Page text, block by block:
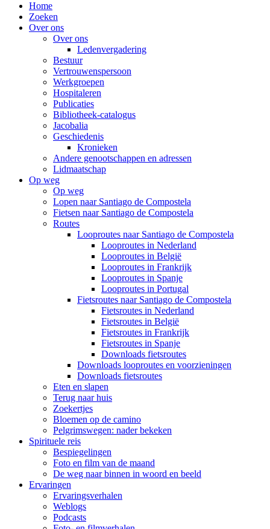
Home
Zoeken
Over ons
Over ons
Ledenvergadering
Bestuur
Vertrouwenspersoon
Werkgroepen
Hospitaleren
Publicaties
Bibliotheek-catalogus
Jacobalia
Geschiedenis
Kronieken
Andere genootschappen en adressen
Lidmaatschap
Op weg
Op weg
Lopen naar Santiago de Compostela
Fietsen naar Santiago de Compostela
Routes
Looproutes naar Santiago de Compostela
Looproutes in Nederland
Looproutes in België
Looproutes in Frankrijk
Looproutes in Spanje
Looproutes in Portugal
Fietsroutes naar Santiago de Compostela
Fietsroutes in Nederland
Fietsroutes in België
Fietsroutes in Frankrijk
Fietsroutes in Spanje
Downloads fietsroutes
Downloads looproutes en voorzieningen
Downloads fietsroutes
Eten en slapen
Terug naar huis
Zoekertjes
Bloemen op de camino
Pelgrimswegen: nader bekeken
Spirituele reis
Bespiegelingen
Foto en film van de maand
De weg naar binnen in woord en beeld
Ervaringen
Ervaringsverhalen
Weblogs
Podcasts